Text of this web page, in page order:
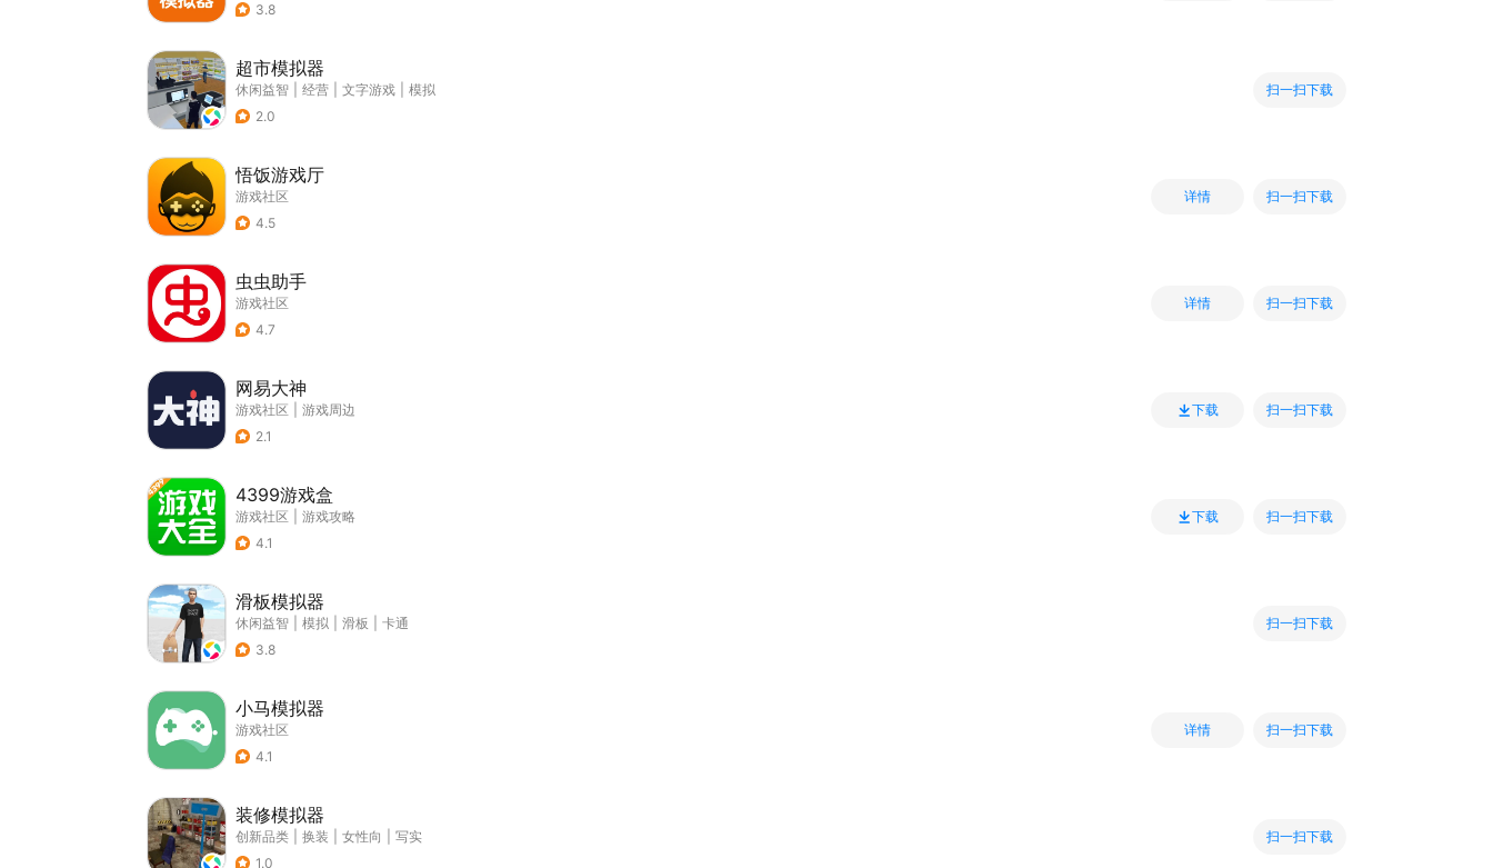
3.8
超市模拟器
休闲益智 经营 文字游戏
模拟
2.0
扫一扫下载
悟饭游戏厅
游戏社区
4.5
详情 扫一扫下载
虫虫助手
游戏社区
4.7
详情 扫一扫下载
网易大神
游戏社区
游戏周边
2.1
下载 扫一扫下载
4399游戏盒
游戏社区
游戏攻略
4.1
下载 扫一扫下载
滑板模拟器
休闲益智 模拟 滑板
卡通
3.8
扫一扫下载
小马模拟器
游戏社区
4.1
详情 扫一扫下载
装修模拟器
创新品类 换装 女性向
写实
1.0
扫一扫下载